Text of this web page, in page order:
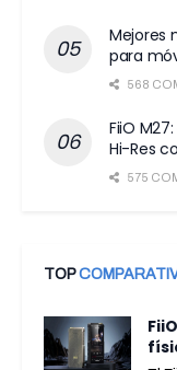
Mejores
para
568
FiiO
Hi-Res
575
TOP